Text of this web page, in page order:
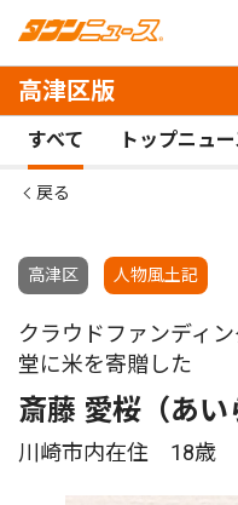
高津区版
すべて トップニュ
戻る
高津区 人物風土記
クラウドファンディ
堂に米を寄贈した
斎藤 愛桜（あい
川崎市内在住 18歳